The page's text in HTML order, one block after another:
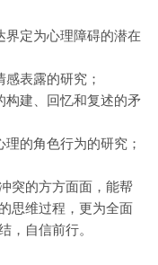
定为心理障碍的潜在
表露的研究；
建、回忆和复述的矛
的角色行为的研究；
突的方方面面，能帮
思维过程，更为全面
，自信前行。